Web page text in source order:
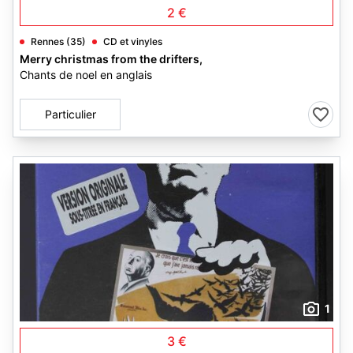
2 €
Rennes (35) CD et vinyles
Merry christmas from the drifters,
Chants de noel en anglais
Particulier
1
3 €